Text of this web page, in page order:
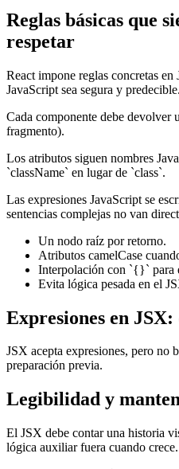
Reglas básicas que
respetar
React impone reglas concretas
JavaScript sea segura y predecible.
Cada componente debe devolver
fragmento).
Los atributos siguen nombres
`className` en lugar de `class`.
Las expresiones JavaScript se
sentencias complejas no van
Un nodo raíz por retorno.
Atributos camelCase
Interpolación con `{}` para
Evita lógica pesada en el
Expresiones en
JSX acepta expresiones, pero no
preparación previa.
Legibilidad y
El JSX debe contar una historia
lógica auxiliar fuera cuando crece.